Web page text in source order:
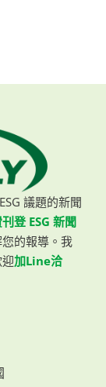
議題的新聞
登 ESG 新聞
的報導。我
加Line洽